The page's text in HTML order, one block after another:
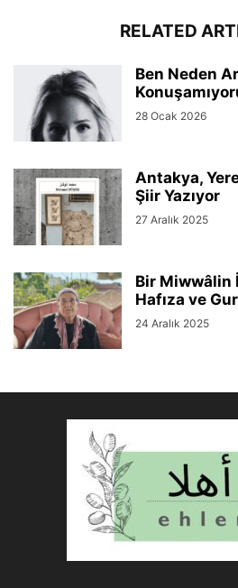
RELATED
Ben Neden
28 Ocak 2026
Antakya,
Şiir Yazıyor
27 Aralık 2025
Bir Miwwâlin
Hafıza ve
24 Aralık 2025